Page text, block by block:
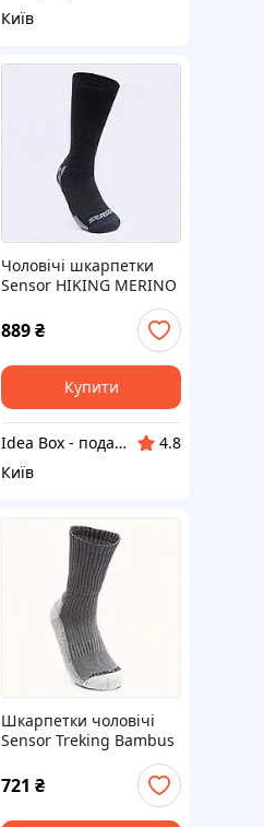
Київ
Чоловічі шкарпетки
Sensor HIKING MERINO
881EE99C13
889₴
Купити
Idea Box - подарки для всей семьи
4.8
Київ
Шкарпетки чоловічі
Sensor Treking Bambus
43-46 Сірий 88K19921X
721 ₴